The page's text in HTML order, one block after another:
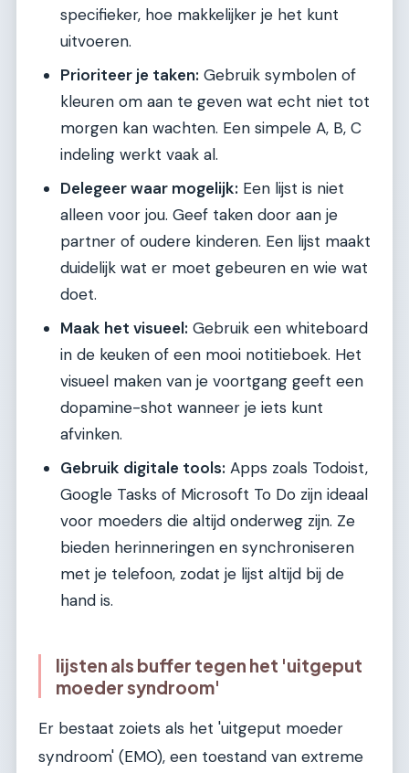
specifieker, hoe makkelijker je het kunt
uitvoeren.
Prioriteer je taken: Gebruik symbolen of
kleuren om aan te geven wat echt niet tot
morgen kan wachten. Een simpele A, B, C
indeling werkt vaak al.
Delegeer waar mogelijk: Een lijst is niet
alleen voor jou. Geef taken door aan je
partner of oudere kinderen. Een lijst maakt
duidelijk wat er moet gebeuren en wie wat
doet.
Maak het visueel: Gebruik een whiteboard
in de keuken of een mooi notitieboek. Het
visueel maken van je voortgang geeft een
dopamine-shot wanneer je iets kunt
afvinken.
Gebruik digitale tools: Apps zoals Todoist,
Google Tasks of Microsoft To Do zijn ideaal
voor moeders die altijd onderweg zijn. Ze
bieden herinneringen en synchroniseren
met je telefoon, zodat je lijst altijd bij de
hand is.
lijsten als buffer tegen het 'uitgeput
moeder syndroom'
Er bestaat zoiets als het 'uitgeput moeder
syndroom' (EMO), een toestand van extreme